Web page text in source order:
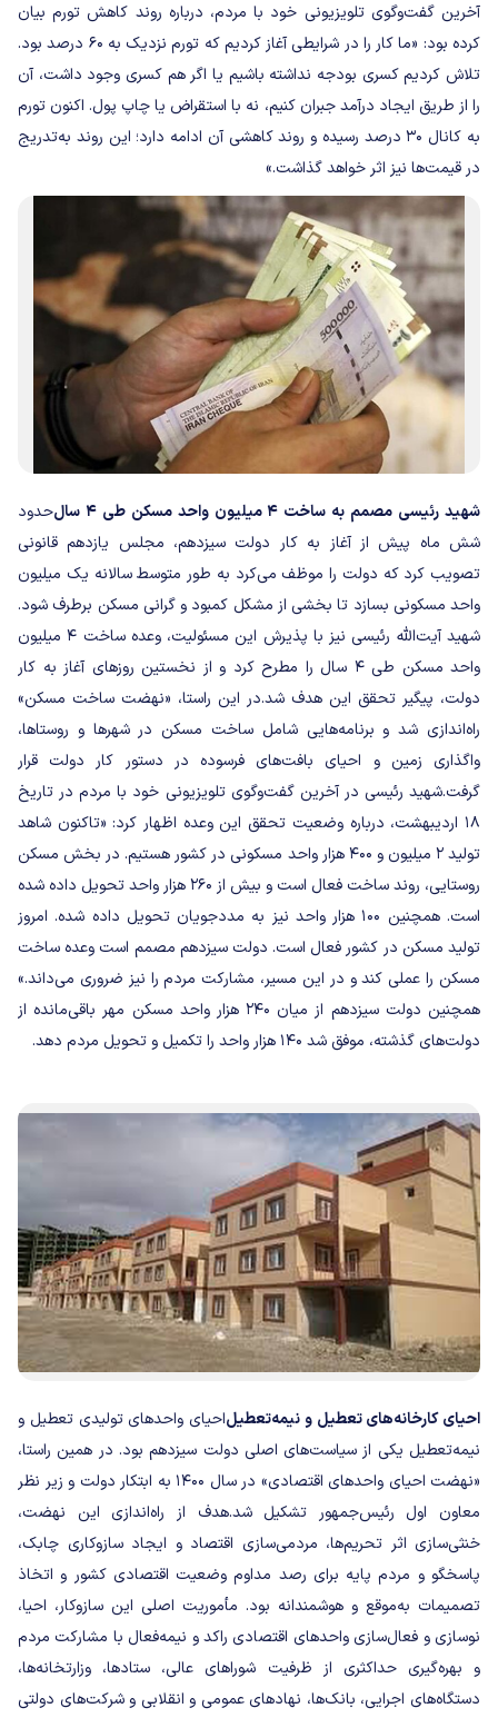
آخرین گفت‌وگوی تلویزیونی خود با مردم، درباره روند کاهش تورم بیان
کرده بود: «ما کار را در شرایطی آغاز کردیم که تورم نزدیک به ۶۰ درصد بود.
تلاش کردیم کسری بودجه نداشته باشیم یا اگر هم کسری وجود داشت، آن
را از طریق ایجاد درآمد جبران کنیم، نه با استقراض یا چاپ پول. اکنون تورم
به کانال ۳۰ درصد رسیده و روند کاهشی آن ادامه دارد؛ این روند به‌تدریج
در قیمت‌ها نیز اثر خواهد گذاشت.»
شهید رئیسی مصمم به ساخت ۴ میلیون واحد مسکن طی ۴ سال
حدود
شش ماه پیش از آغاز به کار دولت سیزدهم، مجلس یازدهم قانونی
تصویب کرد که دولت را موظف می‌کرد به طور متوسط سالانه یک میلیون
واحد مسکونی بسازد تا بخشی از مشکل کمبود و گرانی مسکن برطرف شود.
شهید آیت‌الله رئیسی نیز با پذیرش این مسئولیت، وعده ساخت ۴ میلیون
واحد مسکن طی ۴ سال را مطرح کرد و از نخستین روزهای آغاز به کار
دولت، پیگیر تحقق این هدف شد.در این راستا، «نهضت ساخت مسکن»
راه‌اندازی شد و برنامه‌هایی شامل ساخت مسکن در شهرها و روستاها،
واگذاری زمین و احیای بافت‌های فرسوده در دستور کار دولت قرار
گرفت.شهید رئیسی در آخرین گفت‌وگوی تلویزیونی خود با مردم در تاریخ
۱۸ اردیبهشت، درباره وضعیت تحقق این وعده اظهار کرد: «تاکنون شاهد
تولید ۲ میلیون و ۴۰۰ هزار واحد مسکونی در کشور هستیم. در بخش مسکن
روستایی، روند ساخت فعال است و بیش از ۲۶۰ هزار واحد تحویل داده شده
است. همچنین ۱۰۰ هزار واحد نیز به مددجویان تحویل داده شده. امروز
تولید مسکن در کشور فعال است. دولت سیزدهم مصمم است وعده ساخت
مسکن را عملی کند و در این مسیر، مشارکت مردم را نیز ضروری می‌داند.»
همچنین دولت سیزدهم از میان ۲۴۰ هزار واحد مسکن مهر باقی‌مانده از
دولت‌های گذشته، موفق شد ۱۴۰ هزار واحد را تکمیل و تحویل مردم دهد.
احیای کارخانه‌های تعطیل و نیمه‌تعطیلاحیای واحدهای تولیدی تعطیل و
نیمه‌تعطیل یکی از سیاست‌های اصلی دولت سیزدهم بود. در همین راستا،
«نهضت احیای واحدهای اقتصادی» در سال ۱۴۰۰ به ابتکار دولت و زیر نظر
معاون اول رئیس‌جمهور تشکیل شد.هدف از راه‌اندازی این نهضت،
خنثی‌سازی اثر تحریم‌ها، مردمی‌سازی اقتصاد و ایجاد سازوکاری چابک،
پاسخگو و مردم پایه برای رصد مداوم وضعیت اقتصادی کشور و اتخاذ
تصمیمات به‌موقع و هوشمندانه بود. مأموریت اصلی این سازوکار، احیا،
نوسازی و فعال‌سازی واحدهای اقتصادی راکد و نیمه‌فعال با مشارکت مردم
و بهره‌گیری حداکثری از ظرفیت شوراهای عالی، ستادها، وزارتخانه‌ها،
دستگاه‌های اجرایی، بانک‌ها، نهادهای عمومی و انقلابی و شرکت‌های دولتی